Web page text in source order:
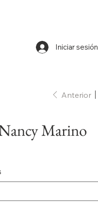
Iniciar sesión
Anterior
Marino